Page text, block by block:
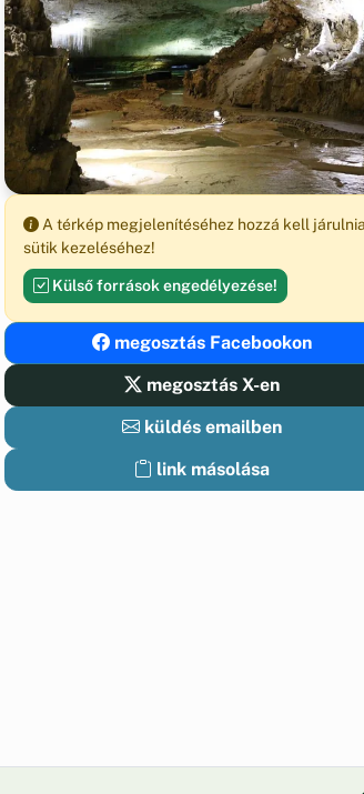
A térkép megjelenítéséhez hozzá kell
sütik kezeléséhez!
Külső források engedélyezése!
megosztás Facebookon
megosztás X-en
küldés emailben
link másolása